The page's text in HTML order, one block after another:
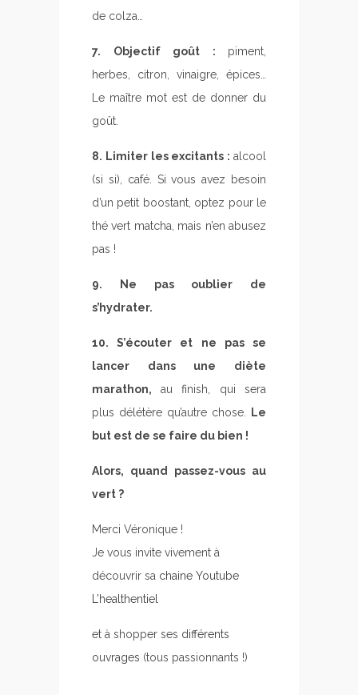
de colza…
7. Objectif goût : piment,
herbes, citron, vinaigre, épices…
Le maître mot est de donner du
goût.
8. Limiter les excitants : alcool
(si si), café. Si vous avez besoin
d’un petit boostant, optez pour le
thé vert matcha, mais n’en abusez
pas !
9. Ne pas oublier de
s’hydrater.
10. S’écouter et ne pas se
lancer dans une diète
marathon, au finish, qui sera
plus délétère qu’autre chose.
Le
but est de se faire du bien !
Alors, quand passez-vous au
vert ?
Merci Véronique !
Je vous invite vivement à
découvrir sa chaine Youtube
L’healthentiel
et à shopper ses différents
ouvrages (tous passionnants !)